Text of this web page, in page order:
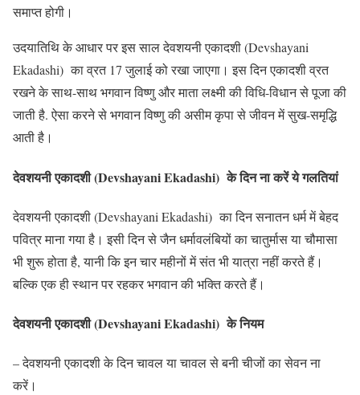
समाप्त होगी।
उदयातिथि के आधार पर इस साल देवशयनी एकादशी (Devshayani
Ekadashi) का व्रत 17 जुलाई को रखा जाएगा। इस दिन एकादशी व्रत
रखने के साथ-साथ भगवान विष्णु और माता लक्ष्मी की विधि-विधान से पूजा की
जाती है. ऐसा करने से भगवान विष्णु की असीम कृपा से जीवन में सुख-समृद्धि
आती है।
देवशयनी एकादशी (Devshayani Ekadashi) के दिन ना करें ये गलतियां
देवशयनी एकादशी (Devshayani Ekadashi) का दिन सनातन धर्म में बेहद
पवित्र माना गया है। इसी दिन से जैन धर्मावलंबियों का चातुर्मास या चौमासा
भी शुरू होता है, यानी कि इन चार महीनों में संत भी यात्रा नहीं करते हैं।
बल्कि एक ही स्थान पर रहकर भगवान की भक्ति करते हैं।
देवशयनी एकादशी (Devshayani Ekadashi) के नियम
– देवशयनी एकादशी के दिन चावल या चावल से बनी चीजों का सेवन ना
करें।